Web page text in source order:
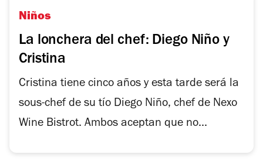
Niños
La lonchera del chef: Diego Niño y
Cristina
Cristina tiene cinco años y esta tarde será la
sous-chef de su tío Diego Niño, chef de Nexo
Wine Bistrot. Ambos aceptan que no...